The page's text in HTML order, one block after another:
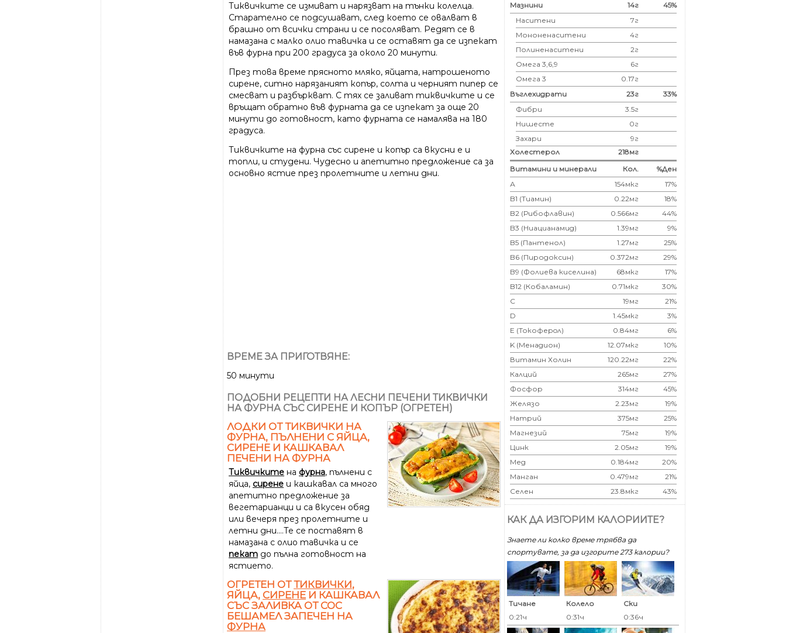
Тиквичките се измиват и нарязват на тънки колелца.
Старателно се подсушават, след което се овалват в
брашно от всички страни и се посоляват. Редят се в
намазана с малко олио тавичка и се оставят да се изпекат
във фурна при 200 градуса за около 20 минути.
През това време прясното мляко, яйцата, натрошеното
сирене, ситно нарязаният копър, солта и черният пипер се
смесват и разбъркват. С тях се заливат тиквичките и се
връщат обратно във фурната да се изпекат за още 20
минути до готовност, като фурната се намалява на 180
градуса.
Тиквичките на фурна със сирене и копър са вкусни е и
топли, и студени. Чудесно и апетитно предложение са за
основно ястие през пролетните и летни дни.
ВРЕМЕ ЗА ПРИГОТВЯНЕ:
50 минути
ПОДОБНИ РЕЦЕПТИ НА ЛЕСНИ ПЕЧЕНИ ТИКВИЧКИ
НА ФУРНА СЪС СИРЕНЕ И КОПЪР (ОГРЕТЕН)
ЛОДКИ ОТ ТИКВИЧКИ НА
ФУРНА, ПЪЛНЕНИ С ЯЙЦА,
СИРЕНЕ И КАШКАВАЛ
ПЕЧЕНИ НА ФУРНА
Тиквичките на фурна, пълнени с
яйца, сирене и кашкавал са много
апетитно предложение за
вегетарианци и са вкусен обяд
или вечеря през пролетните и
летни дни....Те се поставят в
намазана с олио тавичка и се
пекат до пълна готовност на
ястието.
ОГРЕТЕН ОТТИКВИЧКИ,
ЯЙЦА, СИРЕНЕ И КАШКАВАЛ
СЪС ЗАЛИВКА ОТ СОС
БЕШАМЕЛ ЗАПЕЧЕН НА
ФУРНА
Мазнини
14г
45%
Наситени
7г
Мононенаситени
4г
Полиненаситени
2г
Омега 3,6,9
6г
Омега 3
0.17г
Въглехидрати
23г
33%
Фибри
3.5г
Нишесте
0г
Захари
9г
Холестерол
218мг
Витамини и минерали
Кол.
%Ден
А
154мкг
17%
B1 (Тиамин)
0.22мг
18%
B2 (Рибофлавин)
0.566мг
44%
B3 (Ниацианамид)
1.39мг
9%
B5 (Пантенол)
1.27мг
25%
B6 (Пиродоксин)
0.372мг
29%
B9 (Фолиева киселина)
68мкг
17%
B12 (Кобаламин)
0.71мкг
30%
C
19мг
21%
D
1.45мкг
3%
E (Токоферoл)
0.84мг
6%
K (Менадион)
12.07мкг
10%
Витамин Холин
120.22мг
22%
Калций
265мг
27%
Фосфор
314мг
45%
Желязо
2.23мг
19%
Натрий
375мг
25%
Магнезий
75мг
19%
Цинк
2.05мг
19%
Мед
0.184мг
20%
Манган
0.479мг
21%
Селен
23.8мкг 43%
КАК ДА ИЗГОРИМ КАЛОРИИТЕ?
Знаете ли колко време трябва да
спортувате, за да изгорите 273 калoрии?
Тичане
0:21ч
Колело
0:31ч
Ски
0:36ч